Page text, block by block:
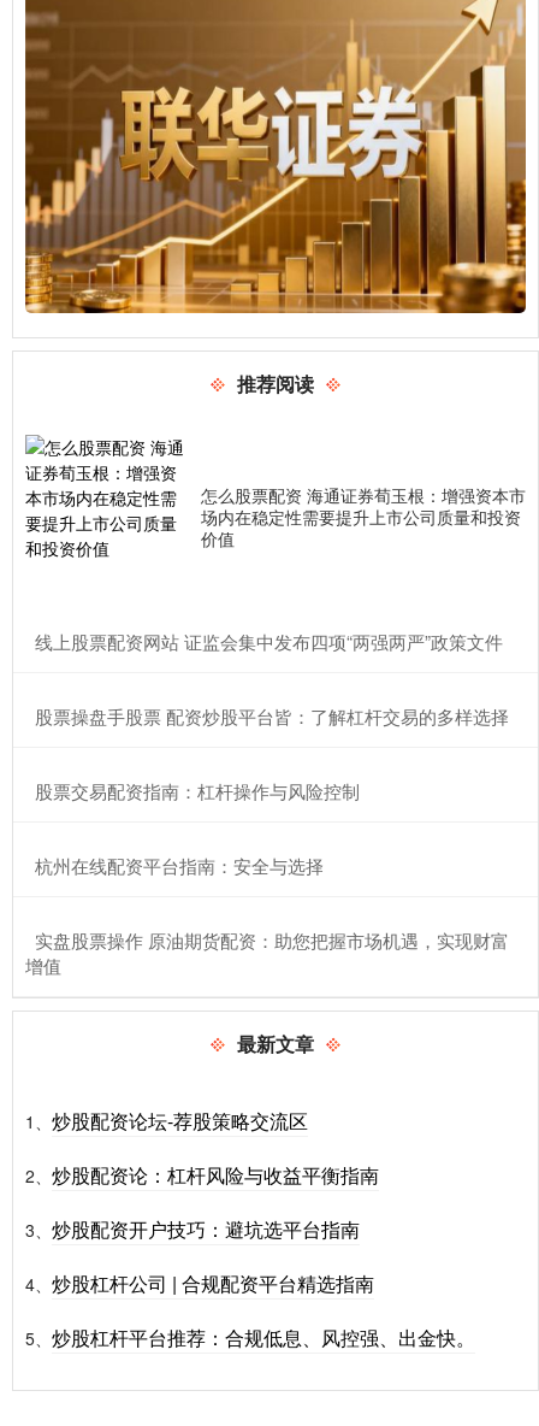
推荐阅读
怎么股票配资 海通证券荀玉根：增强资本市
场内在稳定性需要提升上市公司质量和投资
价值
​线上股票配资网站 证监会集中发布四项“两强两严”政策文件
​股票操盘手股票 配资炒股平台皆：了解杠杆交易的多样选择
​股票交易配资指南：杠杆操作与风险控制
​杭州在线配资平台指南：安全与选择
​实盘股票操作 原油期货配资：助您把握市场机遇，实现财富
增值
最新文章
1、 炒股配资论坛-荐股策略交流区
2、 炒股配资论：杠杆风险与收益平衡指南
3、 炒股配资开户技巧：避坑选平台指南
4、 炒股杠杆公司 | 合规配资平台精选指南
5、 炒股杠杆平台推荐：合规低息、风控强、出金快。